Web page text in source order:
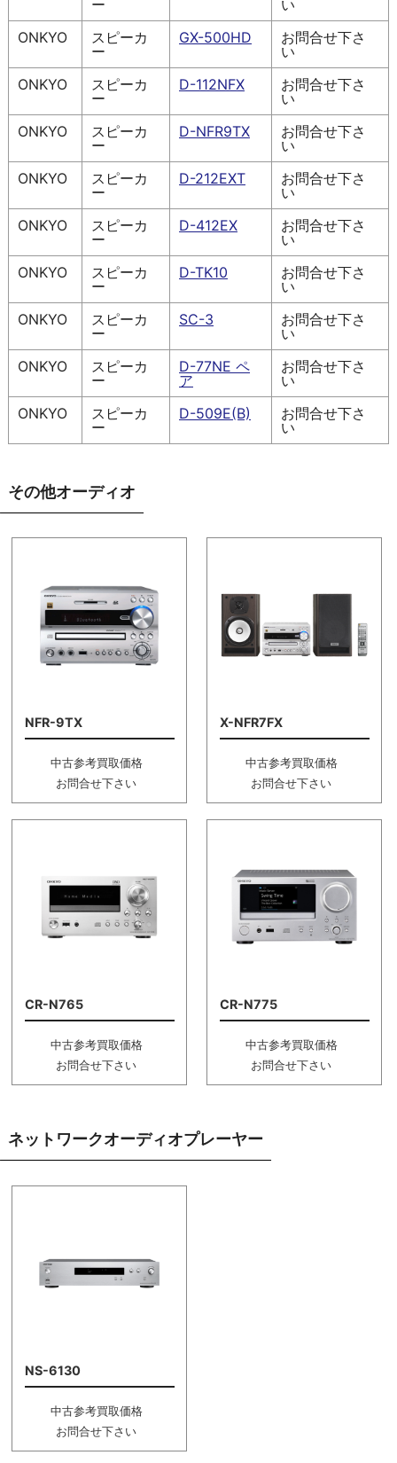
ー
い
ONKYO
スピーカ
ー
GX-500HD
お問合せ下さ
い
ONKYO
スピーカ
ー
D-112NFX
お問合せ下さ
い
ONKYO
スピーカ
ー
D-NFR9TX
お問合せ下さ
い
ONKYO
スピーカ
ー
D-212EXT
お問合せ下さ
い
ONKYO
スピーカ
ー
D-412EX
お問合せ下さ
い
ONKYO
スピーカ
ー
D-TK10
お問合せ下さ
い
ONKYO
スピーカ
ー
SC-3
お問合せ下さ
い
ONKYO
スピーカ
ー
D-77NE ペ
ア
お問合せ下さ
い
ONKYO
スピーカ
ー
D-509E(B)
お問合せ下さ
い
その他オーディオ
NFR-9TX
中古参考買取価格
お問合せ下さい
X-NFR7FX
中古参考買取価格
お問合せ下さい
CR-N765
中古参考買取価格
お問合せ下さい
CR-N775
中古参考買取価格
お問合せ下さい
ネットワークオーディオプレーヤー
NS-6130
中古参考買取価格
お問合せ下さい